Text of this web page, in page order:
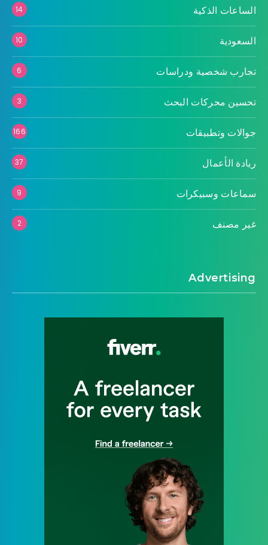
الساعات الذكية 14
السعودية 10
تجارب شخصية ودراسات 6
تحسين محركات البحث 3
جوالات وتطبيقات 166
ريادة الأعمال 37
سماعات وسبيكرات 9
غير مصنف 2
Advertising